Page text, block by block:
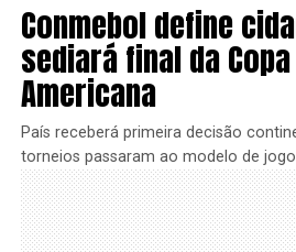
Conmebol define
sediará final da
Americana
País receberá primeira decisão
torneios passaram ao modelo de